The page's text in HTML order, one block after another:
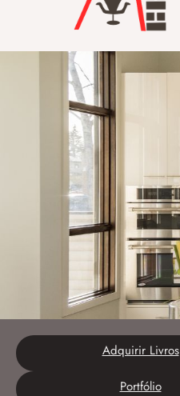
Adquirir Livros
Portfólio